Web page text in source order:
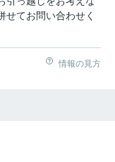
せてお問い合わせく
情報の見方